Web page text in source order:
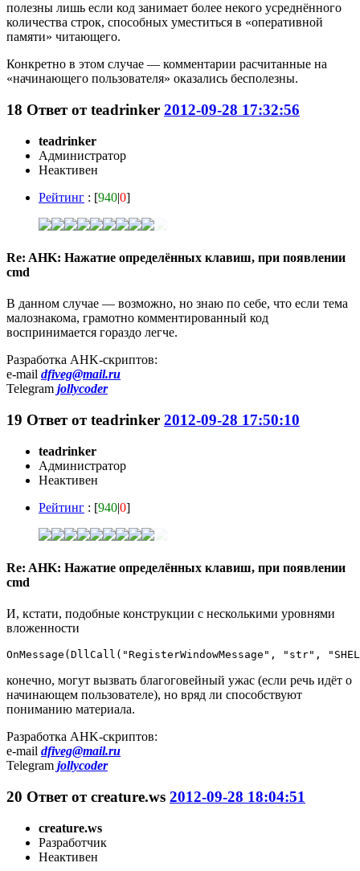
полезны лишь если код занимает более некого усреднённого
количества строк, способных уместиться в «оперативной
памяти» читающего.
Конкретно в этом случае — комментарии расчитанные на
«начинающего пользователя» оказались бесполезны.
18 Ответ отteadrinker 2012-09-28 17:32:56
teadrinker
Администратор
Неактивен
Рейтинг : [940|0]
Re: AHK: Нажатие определённых клавиш, при появлении
cmd
В данном случае — возможно, но знаю по себе, что если тема
малознакома, грамотно комментированный код
воспринимается гораздо легче.
Разработка AHK-скриптов:
e-mail dfiveg@mail.ru
Telegram jollycoder
19 Ответ отteadrinker 2012-09-28 17:50:10
teadrinker
Администратор
Неактивен
Рейтинг : [940|0]
Re: AHK: Нажатие определённых клавиш, при появлении
cmd
И, кстати, подобные конструкции с несколькими уровнями
вложенности
OnMessage(DllCall("RegisterWindowMessage", "str",
конечно, могут вызвать благоговейный ужас (если речь идёт о
начинающем пользователе), но вряд ли способствуют
пониманию материала.
Разработка AHK-скриптов:
e-mail dfiveg@mail.ru
Telegram jollycoder
20 Ответ отcreature.ws 2012-09-28 18:04:51
creature.ws
Разработчик
Неактивен